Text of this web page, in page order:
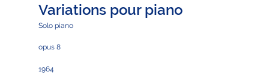
Variations pour piano
Solo piano
opus 8
1964